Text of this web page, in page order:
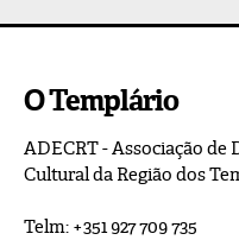
O Templário
ADECRT - Associação
Cultural da Região dos
Telm: +351 927 709 735